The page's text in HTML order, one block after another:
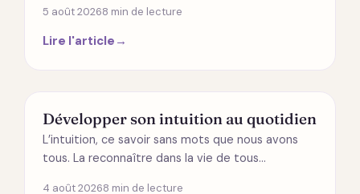
5 août 20268 min de lecture
Lire l'article →
SPIRITUALITÉ
Développer son intuition au quotidien
L’intuition, ce savoir sans mots que nous avons
tous. La reconnaître dans la vie de tous…
4 août 20268 min de lecture